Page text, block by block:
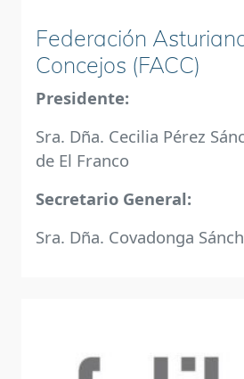
Federación
Concejos (FACC)
Presidente:
Sra. Dña. Cecilia Pérez
de El Franco
Secretario General:
Sra. Dña. Covadonga